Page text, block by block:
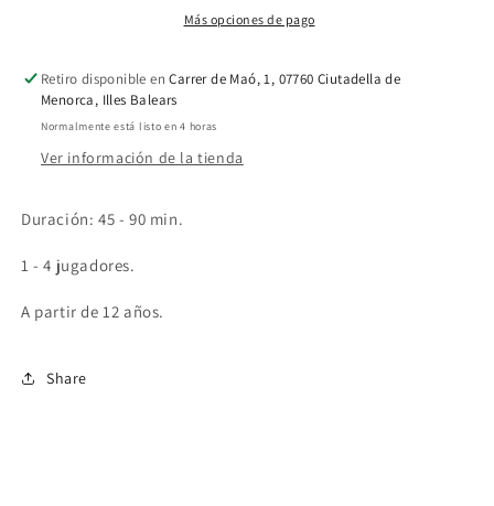
Más opciones de pago
Retiro disponible enCarrer de Maó, 1, 07760 Ciutadella de
Menorca, Illes Balears
Normalmente está listo en 4 horas
Ver información de la tienda
Duración: 45 - 90 min.
1 - 4 jugadores.
A partir de 12 años.
Share